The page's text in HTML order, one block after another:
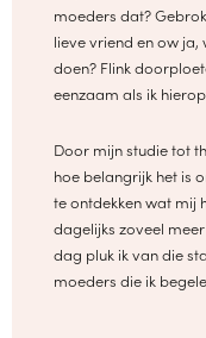
moeders dat?
lieve vriend en ow
doen? Flink
eenzaam als ik
Door mijn studie tot
hoe belangrijk het is
te ontdekken wat mij
dagelijks zoveel
dag pluk ik van die
moeders die ik